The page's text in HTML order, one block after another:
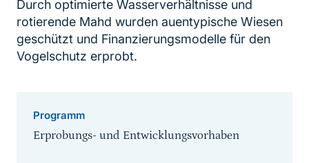
Durch optimierte Wasserverhältnisse und
rotierende Mahd wurden auentypische Wiesen
geschützt und Finanzierungsmodelle für den
Vogelschutz erprobt.
Programm
Erprobungs- und Entwicklungsvorhaben